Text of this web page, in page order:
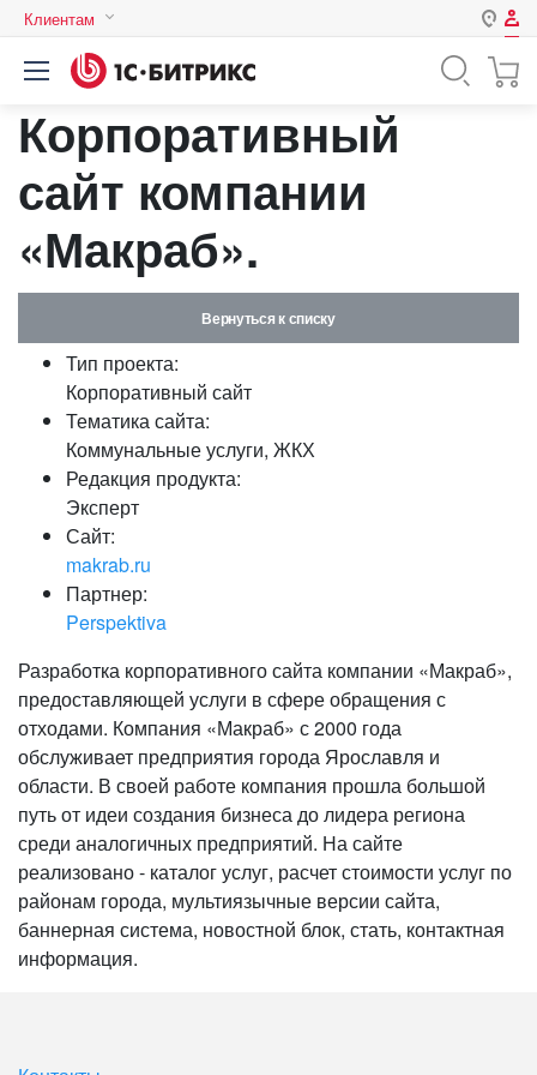
Клиентам
Казахстан
Авторизация
Зарегистрироваться
Логин
Пароль
Запомнить меня на этом
Забыли свой пароль?
Корпоративный
сайт компании
«Макраб».
Вернуться к списку
Тип проекта:
Корпоративный сайт
Тематика сайта:
Коммунальные услуги, ЖКХ
Редакция продукта:
Эксперт
Сайт:
makrab.ru
Партнер:
Perspektiva
Разработка корпоративного сайта компании «Макраб»,
предоставляющей услуги в сфере обращения с
отходами. Компания «Макраб» с 2000 года
обслуживает предприятия города Ярославля и
области. В своей работе компания прошла большой
путь от идеи создания бизнеса до лидера региона
среди аналогичных предприятий. На сайте
реализовано - каталог услуг, расчет стоимости услуг по
районам города, мультиязычные версии сайта,
баннерная система, новостной блок, стать, контактная
информация.